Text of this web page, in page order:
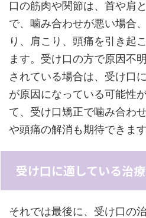
口の筋肉や関節は、首や肩
で、噛み合わせが悪い場合
り、肩こり、頭痛を引き起
ます。受け口の方で原因不
されている場合は、受け口
が原因になっている可能性
て、受け口矯正で噛み合わ
や頭痛の解消も期待できます
受け口に適している治
それでは最後に、受け口の